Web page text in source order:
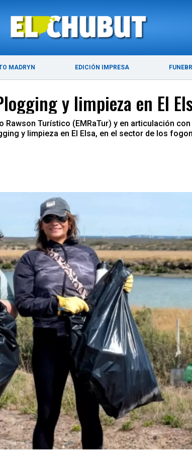
MADRYN EDICIÓN IMPRESA
ÚLTIMAS NOTICIAS PUERTO MADRYN
y limpieza en El
Turístico (EMRaTur) y en articulación
y limpieza en El Elsa, en el sector de los